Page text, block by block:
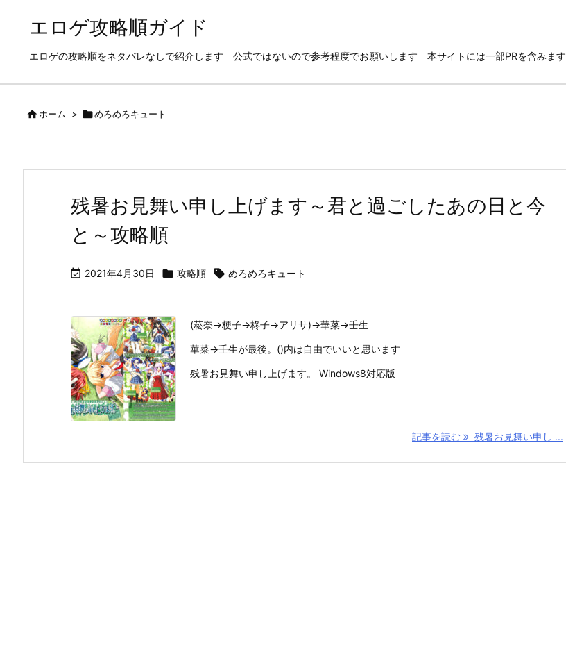
エロゲ攻略順ガイド
エロゲの攻略順をネタバレなしで紹介します 公式ではないので参考程度でお願いします 本サイトには一部PRを含みます
ホーム > めろめろキュート
残暑お見舞い申し上げます～君と過ごしたあの日と今
と～攻略順
 2021年4月30日  攻略順  めろめろキュート
(菘奈→梗子→柊子→アリサ)→華菜→壬生
華菜→壬生が最後。()内は自由でいいと思います
残暑お見舞い申し上げます。 Windows8対応版
記事を読む 残暑お見舞い申し ...